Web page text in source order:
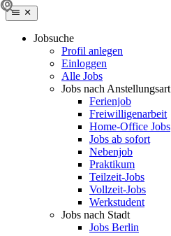
Jobsuche
Profil anlegen
Einloggen
Alle Jobs
Jobs nach Anstellungsart
Ferienjob
Freiwilligenarbeit
Home-Office Jobs
Jobs ab sofort
Nebenjob
Praktikum
Teilzeit-Jobs
Vollzeit-Jobs
Werkstudent
Jobs nach Stadt
Jobs Berlin